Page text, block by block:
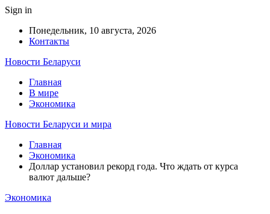
Sign in
Понедельник, 10 августа, 2026
Контакты
Новости Беларуси
Главная
В мире
Экономика
Новости Беларуси и мира
Главная
Экономика
Доллар установил рекорд года. Что ждать от курса
валют дальше?
Экономика